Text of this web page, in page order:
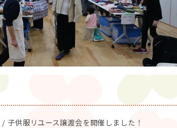
/ 子供服リユース譲渡会を開催しました！